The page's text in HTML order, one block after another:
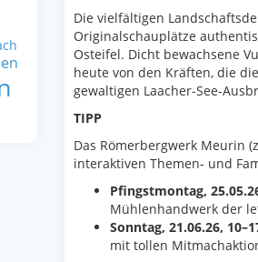
Die vielfältigen
Originalschauplätze
Osteifel. Dicht bewachsene
heute von den Kräften, die
gewaltigen Laacher-See-
TIPP
Das Römerbergwerk Meurin
interaktiven Themen- und
Pfingstmontag,
Mühlenhandwerk der
Sonntag, 21.06.26,
mit tollen